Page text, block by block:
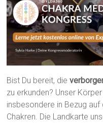
Bist Du bereit, die
zu erkunden? Unser
insbesondere in Bezug
Chakren. Die Landkarte